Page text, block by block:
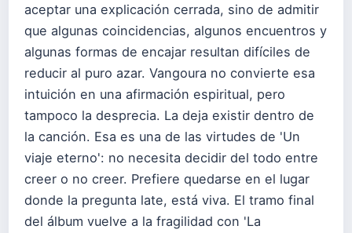
aceptar una explicación cerrada, sino de admitir
que algunas coincidencias, algunos encuentros y
algunas formas de encajar resultan difíciles de
reducir al puro azar. Vangoura no convierte esa
intuición en una afirmación espiritual, pero
tampoco la desprecia. La deja existir dentro de
la canción. Esa es una de las virtudes de 'Un
viaje eterno': no necesita decidir del todo entre
creer o no creer. Prefiere quedarse en el lugar
donde la pregunta late, está viva. El tramo final
del álbum vuelve a la fragilidad con 'La